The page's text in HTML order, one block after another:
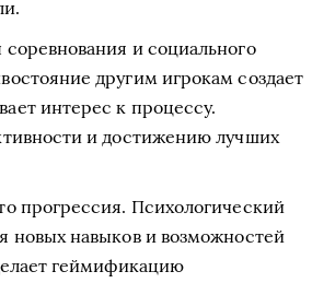
и социального
другим игрокам создает
интерес к процессу.
и достижению лучших
прогрессия. Психологический
новых навыков и возможностей
геймификацию